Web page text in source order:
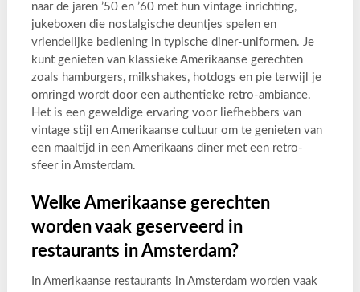
naar de jaren ’50 en ’60 met hun vintage inrichting,
jukeboxen die nostalgische deuntjes spelen en
vriendelijke bediening in typische diner-uniformen. Je
kunt genieten van klassieke Amerikaanse gerechten
zoals hamburgers, milkshakes, hotdogs en pie terwijl je
omringd wordt door een authentieke retro-ambiance.
Het is een geweldige ervaring voor liefhebbers van
vintage stijl en Amerikaanse cultuur om te genieten van
een maaltijd in een Amerikaans diner met een retro-
sfeer in Amsterdam.
Welke Amerikaanse gerechten
worden vaak geserveerd in
restaurants in Amsterdam?
In Amerikaanse restaurants in Amsterdam worden vaak